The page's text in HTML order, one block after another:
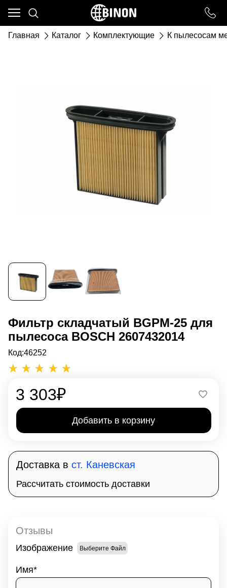
Главная Каталог Комплектующие К пылесосам
Фильтр складчатый BGPM-25 для
пылесоса BOSCH 2607432014
Код:46252
3 303₽
Добавить в корзину
Доставка в ст. Каневская
Рассчитать стоимость доставки
Отзывы
Изображение Выберите Файл
Имя
Ваш город - ст. Каневская,
угадали?
ДА НЕТ